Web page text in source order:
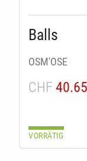
Balls
OSM'OSE
CHF 40.65
VORRÄTIG